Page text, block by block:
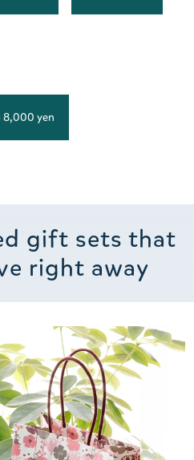
8,000 yen
gift sets that
right away